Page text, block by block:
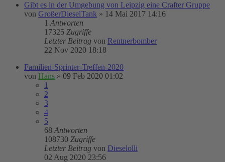
Gibt es in der Umgebung von Leipzig eine Crafter Gruppe
von GroßerDieselTank » 14 Mai 2017 14:16
1 Antworten
17325 Zugriffe
Letzter Beitrag von Rentnerbomber
22 Nov 2020 18:18
Familien-Sprinter-Treffen-2020
von Hans » 09 Feb 2020 01:02
1
2
3
4
5
68 Antworten
108730 Zugriffe
Letzter Beitrag von Dieselolli
02 Aug 2020 23:56